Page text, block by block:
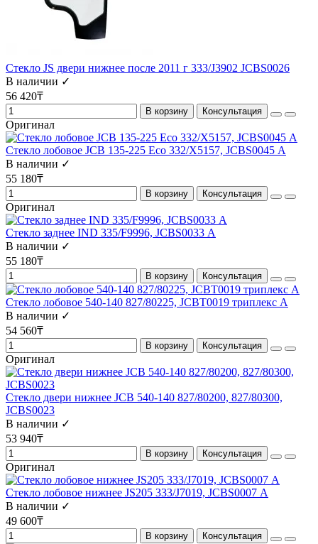
Стекло JS двери нижнее после 2011 г 333/J3902 JCBS0026
В наличии ✓
56 420₸
В корзину Консультация
Оригинал
Стекло лобовое JCB 135-225 Eco 332/X5157, JCBS0045 А
В наличии ✓
55 180₸
В корзину Консультация
Оригинал
Стекло заднее IND 335/F9996, JCBS0033 А
В наличии ✓
55 180₸
В корзину Консультация
Стекло лобовое 540-140 827/80225, JCBT0019 триплекс А
В наличии ✓
54 560₸
В корзину Консультация
Оригинал
Стекло двери нижнее JCB 540-140 827/80200, 827/80300,
JCBS0023
В наличии ✓
53 940₸
В корзину Консультация
Оригинал
Стекло лобовое нижнее JS205 333/J7019, JCBS0007 А
В наличии ✓
49 600₸
В корзину Консультация